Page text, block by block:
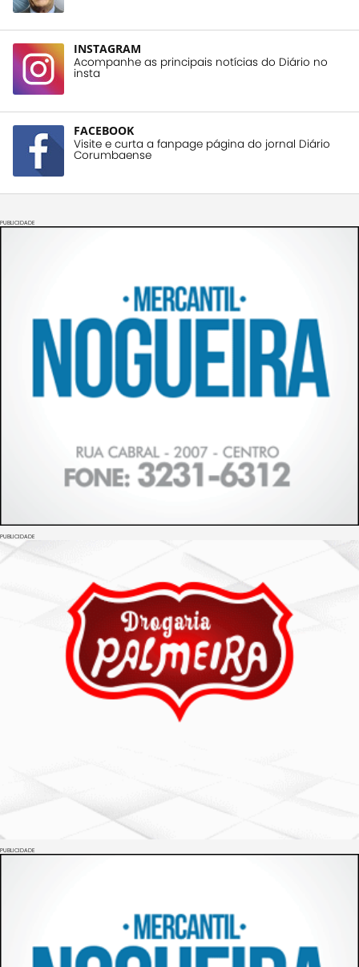
INSTAGRAM
Acompanhe as principais notícias do Diário no
insta
FACEBOOK
Visite e curta a fanpage página do jornal Diário
Corumbaense
PUBLICIDADE
PUBLICIDADE
PUBLICIDADE